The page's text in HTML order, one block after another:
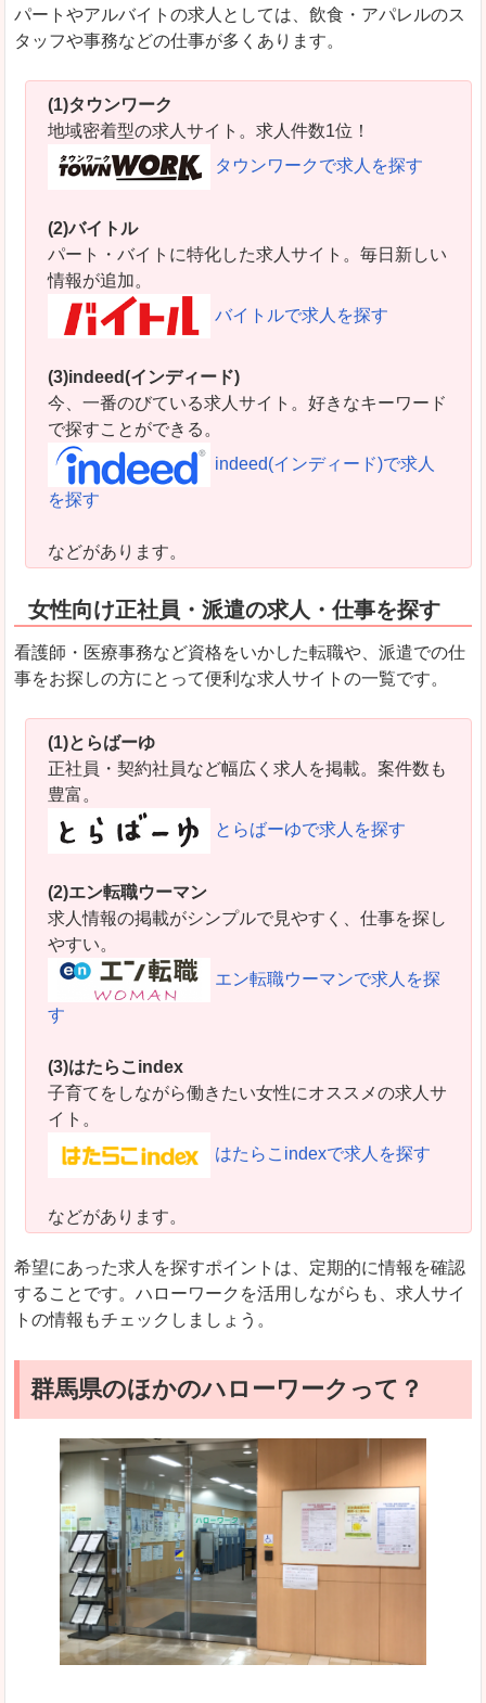
パートやアルバイトの求人としては、飲食・アパレルのス
タッフや事務などの仕事が多くあります。
(1)タウンワーク
地域密着型の求人サイト。求人件数1位！
タウンワークで求人を探す
(2)バイトル
パート・バイトに特化した求人サイト。毎日新しい
情報が追加。
バイトルで求人を探す
(3)indeed(インディード)
今、一番のびている求人サイト。好きなキーワード
で探すことができる。
indeed(インディード)で求人
を探す
などがあります。
女性向け正社員・派遣の求人・仕事を探す
看護師・医療事務など資格をいかした転職や、派遣での仕
事をお探しの方にとって便利な求人サイトの一覧です。
(1)とらばーゆ
正社員・契約社員など幅広く求人を掲載。案件数も
豊富。
とらばーゆで求人を探す
(2)エン転職ウーマン
求人情報の掲載がシンプルで見やすく、仕事を探し
やすい。
エン転職ウーマンで求人を探
す
(3)はたらこindex
子育てをしながら働きたい女性にオススメの求人サ
イト。
はたらこindexで求人を探す
などがあります。
希望にあった求人を探すポイントは、定期的に情報を確認
することです。ハローワークを活用しながらも、求人サイ
トの情報もチェックしましょう。
群馬県のほかのハローワークって？